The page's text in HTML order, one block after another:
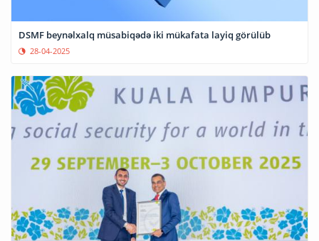
DSMF beynəlxalq müsabiqədə iki mükafata layiq görülüb
28-04-2025